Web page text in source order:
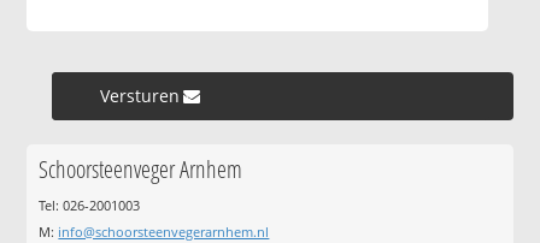
Versturen »
Schoorsteenveger Arnhem
Tel: 026-2001003
M: info@schoorsteenvegerarnhem.nl